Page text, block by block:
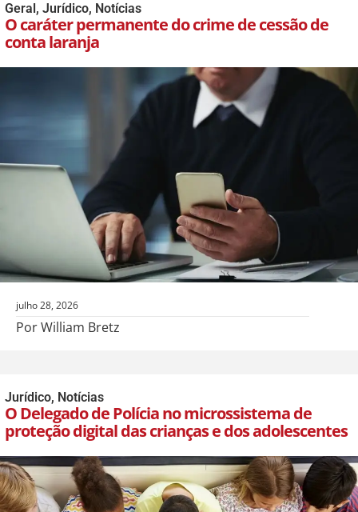
Geral, Jurídico, Notícias
O caráter permanente do crime de cessão de
conta laranja
julho 28, 2026
Por William Bretz
Jurídico, Notícias
O Delegado de Polícia no microssistema de
proteção digital das crianças e dos adolescentes